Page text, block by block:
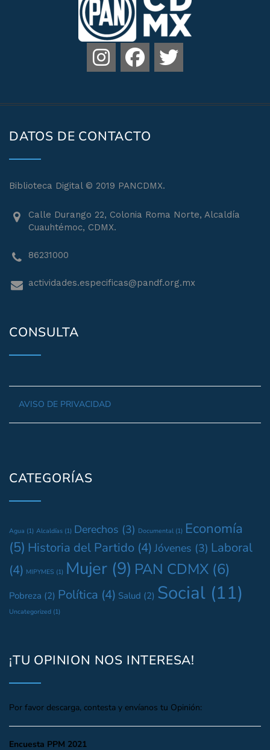
DATOS DE CONTACTO
Biblioteca Digital © 2019 PANCDMX.
Calle Durango 22, Colonia Roma Norte, Alcaldía
Cuauhtémoc, CDMX.
86231000
actividades.especificas@pandf.org.mx
CONSULTA
AVISO DE PRIVACIDAD
CATEGORÍAS
Agua (1) Alcaldías (1) Derechos (3) Documental (1) Economía
(5) Historia del Partido (4) Jóvenes (3) Laboral
(4) MIPYMES (1) Mujer (9) PAN CDMX (6)
Pobreza (2) Política (4) Salud (2) Social (11)
Uncategorized (1)
¡TU OPINION NOS INTERESA!
Por favor descarga, contesta y envíanos tu Opinión:
Encuesta PPM 2021